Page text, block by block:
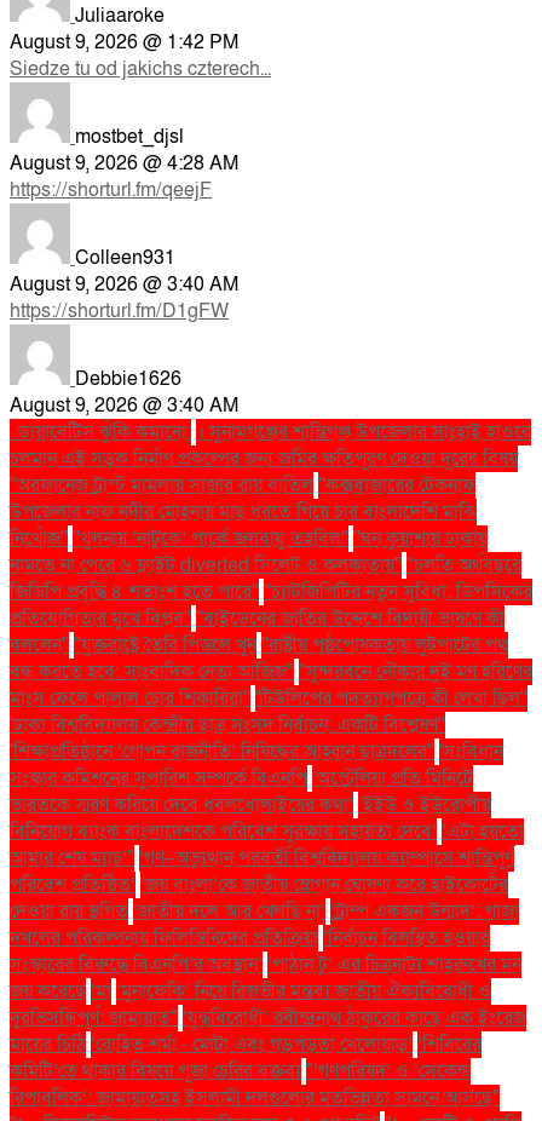
Juliaaroke
August 9, 2026 @ 1:42 PM
Siedze tu od jakichs czterech...
mostbet_djsl
August 9, 2026 @ 4:28 AM
https://shorturl.fm/qeejF
Colleen931
August 9, 2026 @ 3:40 AM
https://shorturl.fm/D1gFW
Debbie1626
August 9, 2026 @ 3:40 AM
. ডায়াবেটিস ঝুঁকি কমানো: । সুনামগঞ্জের শান্তিগঞ্জ উপজেলার সাংহাই হাওরে
চলমান এই সড়ক নির্মাণ প্রকল্পের জন্য জমির ক্ষতিপূরণ দেওয়া দূরের বিষয়
''অরফানেজ ট্রাস্ট মামলায় সাজার রায় বাতিল''কক্সবাজারের টেকনাফ
উপজেলার নাফ নদীর মোহনায় মাছ ধরতে গিয়ে চার বাংলাদেশি মাঝি
নিখোঁজ'' ''খুলনায় ‘নাটুকে’ পার্কে জলবায়ু তহবিল'' ''ঘন কুয়াশায় ঢাকায়
নামতে না পেরে ৬ ফ্লাইট diverted সিলেট ও কলকাতায়'' ''চলতি অর্থবছরে
জিডিপি প্রবৃদ্ধি ৪ শতাংশ হতে পারে'' ''চ্যাটজিপিটির নতুন সুবিধা: ডিপসিকের
প্রতিযোগিতার মুখে বিপ্লব'' ''বাইডেনের জাতির উদ্দেশে বিদায়ী ভাষণে কী
বললেন'' ''যুক্তরাষ্ট্রে তৈরি পিস্তলে খুন''রাষ্ট্রীয় পৃষ্ঠপোষকতায় লুটপাটের পথ
বন্ধ করতে হবে: সাংবাদিক নেতা আজিজ" ''সুন্দরবনে নৌকায় দুই মণ হরিণের
মাংস ফেলে পালাল চোর শিকারিরা'' 'টিউলিপের পদত্যাগপত্রে কী লেখা ছিল''
'ঢাকা বিশ্ববিদ্যালয় কেন্দ্রীয় ছাত্র সংসদ নির্বাচন: একটি বিশ্লেষণ''
'শিক্ষাপ্রতিষ্ঠানে ‘গোপন রাজনীতি’ নিষিদ্ধের আহ্বান ছাত্রদলের'' 'সংবিধান
সংস্কার কমিশনের সুপারিশ সম্পর্কে বিএনপি ‘অস্ট্রেলিয়া প্রতি মিনিটে
ভারতকে স্মরণ করিয়ে দেবে ধবলধোলাইয়ের কথা’ ‘ইইউ ও ইউরোপীয়
বিনিয়োগ ব্যাংক বাংলাদেশকে পরিবেশ সুরক্ষায় সহায়তা দেবে’ ‘এটা হয়তো
আমার শেষ ম্যাচ’" ‘গণ–অভ্যুত্থান পরবর্তী বিশ্ববিদ্যালয় ক্যাম্পাসে শান্তিপূর্ণ
পরিবেশ প্রতিষ্ঠিত’ ‘জয় বাংলা’কে জাতীয় স্লোগান ঘোষণা করে হাইকোর্টের
দেওয়া রায় স্থগিত ‘জাতীয় দলে আর খেলছি না’ ‘ট্রাম্প একজন উন্মাদ’: গাজা
দখলের পরিকল্পনায় ফিলিস্তিনিদের প্রতিক্রিয়া ‘নির্বাচন বিলম্বিত হওয়ার
সংস্কারের বিরুদ্ধে বিএনপি’র অবস্থান’ ‘পাঠান টু’ এর চিত্রনাট্য শাহরুখের মন
জয় করেছে ‘মা ‘মুনাফেকি’ নিয়ে রিজভীর মন্তব্য জাতীয় ঐক্যবিরোধী ও
দুরভিসন্ধিপূর্ণ: জামায়াত" ‘যুদ্ধবিরোধী’ রবীন্দ্রনাথ ঠাকুরের কাছে এক ইংরেজ
মায়ের চিঠি ‘রোহিত শর্মা - মোটা এবং গড়পড়তা খেলোয়াড়’ ‘শিবিরের
কমিটি’তে থাকার বিষয়ে পূজা চেরির বক্তব্য"‘গণপরিষদ’ ও ‘সেকেন্ড
রিপাবলিক’: জামায়াতসহ ইসলামী দলগুলোর মতভিন্নতা সামনে আসছে"